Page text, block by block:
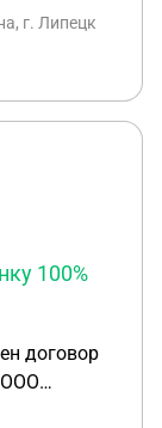
г. Липецк
100%
договор
ООО
ООО